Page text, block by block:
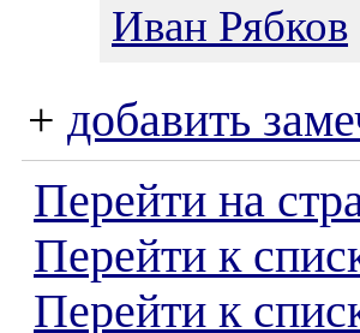
Иван Рябков
+ добавить
Перейти на
Перейти к
Перейти к